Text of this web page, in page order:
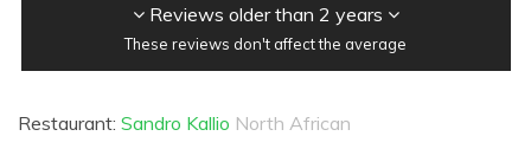
Reviews older than 2 years
These reviews don't affect the average
Restaurant: Sandro Kallio North African